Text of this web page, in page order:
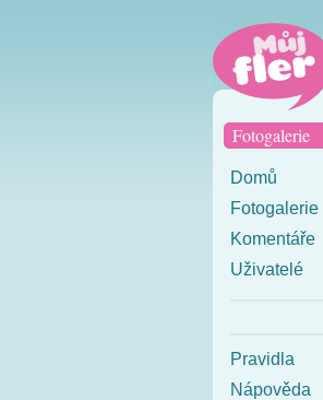
Fotogalerie
Domů
Fotogalerie
Komentáře
Uživatelé
Pravidla
Nápověda